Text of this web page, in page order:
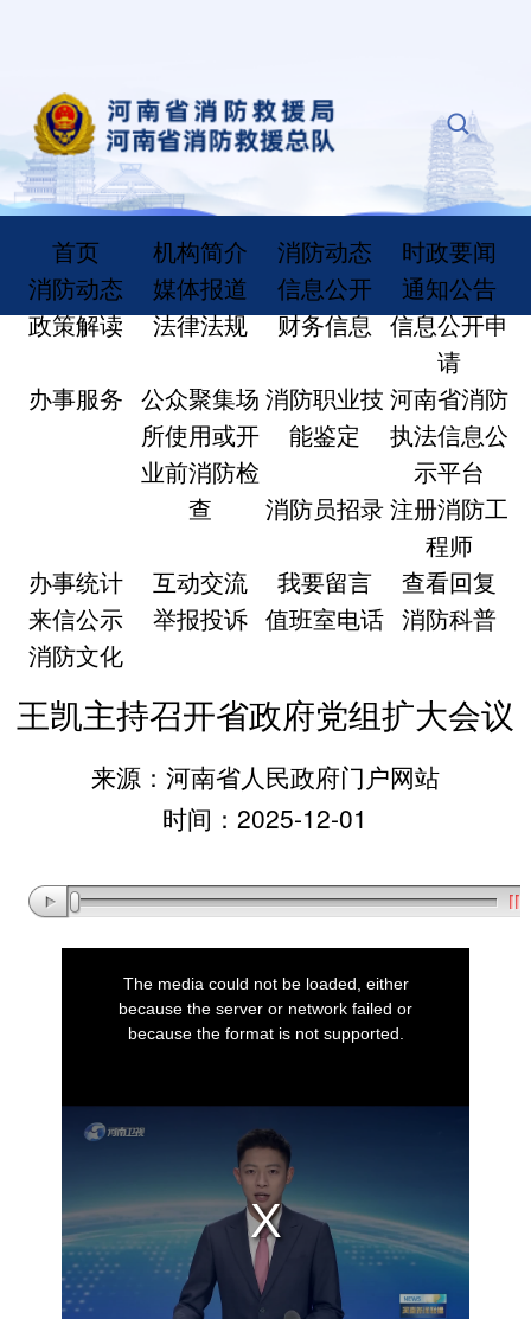
首页 机构简介 消防动态
时政要闻
消防动态
媒体报道 信息公开
通知公告
政策解读
法律法规 财务信息 信息公开申
请
办事服务 公众聚集场
所使用或开
业前消防检
查
消防职业技
能鉴定
河南省消防
执法信息公
示平台
消防员招录注册消防工
程师
办事统计
互动交流 我要留言
查看回复
来信公示
举报投诉 值班室电话 消防科普
消防文化
王凯主持召开省政府党组扩大会议
来源：河南省人民政府门户网站
时间：2025-12-01